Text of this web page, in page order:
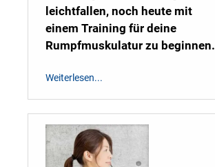
leichtfallen, noch heute mit
einem Training für deine
Rumpfmuskulatur zu beginnen.
Weiterlesen...